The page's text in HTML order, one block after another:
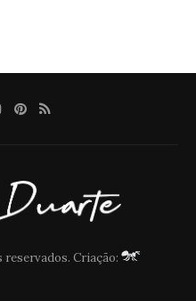
Criação: